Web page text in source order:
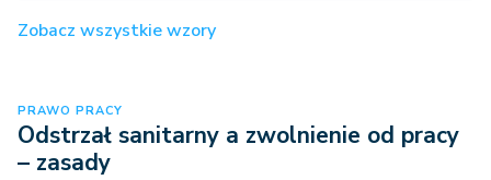
Zobacz wszystkie wzory
PRAWO PRACY
Odstrzał sanitarny a zwolnienie od pracy
– zasady